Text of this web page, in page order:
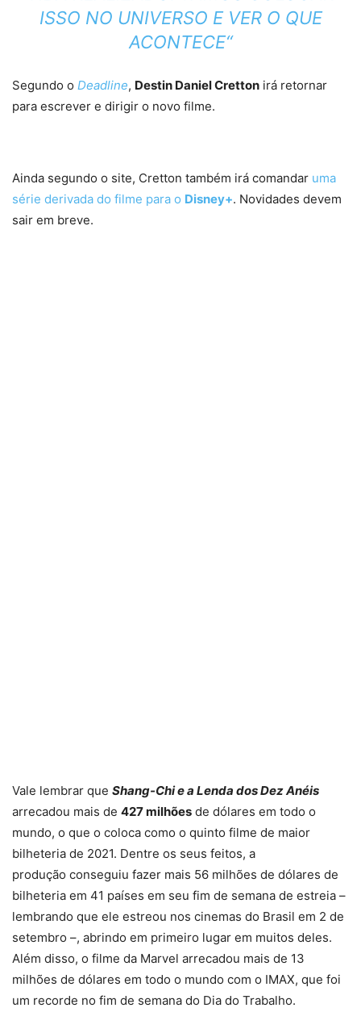
ISSO NO UNIVERSO E VER O QUE
ACONTECE“
Segundo o Deadline, Destin Daniel Cretton irá retornar
para escrever e dirigir o novo filme.
Ainda segundo o site, Cretton também irá comandar uma
série derivada do filme para o Disney+. Novidades devem
sair em breve.
Vale lembrar que Shang-Chi e a Lenda dos Dez Anéis
arrecadou mais de 427 milhões de dólares em todo o
mundo, o que o coloca como o quinto filme de maior
bilheteria de 2021. Dentre os seus feitos, a
produção conseguiu fazer mais 56 milhões de dólares de
bilheteria em 41 países em seu fim de semana de estreia –
lembrando que ele estreou nos cinemas do Brasil em 2 de
setembro –, abrindo em primeiro lugar em muitos deles.
Além disso, o filme da Marvel arrecadou mais de 13
milhões de dólares em todo o mundo com o IMAX, que foi
um recorde no fim de semana do Dia do Trabalho.